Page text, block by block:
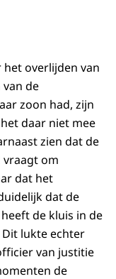
overlijden van
de
zoon had, zijn
daar niet mee
zien dat de
om
dat het
dat de
de kluis in de
lukte echter
van justitie
de